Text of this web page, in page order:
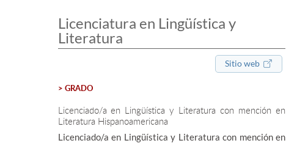
Licenciatura en Lingüística y
Literatura
Sitio web
> GRADO
Licenciado/a en Lingüística y Literatura con mención en
Literatura Hispanoamericana
Licenciado/a en Lingüística y Literatura con mención en